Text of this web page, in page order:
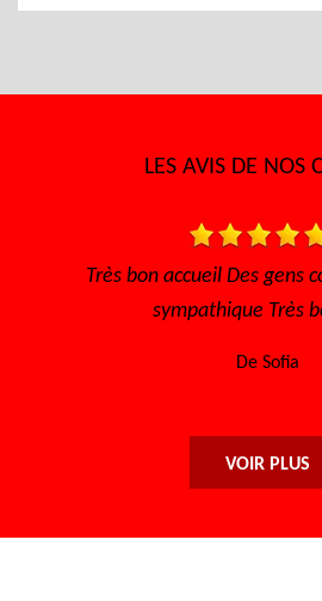
LES AVIS DE NOS
Très bon accueil Des gens
sympathique Très
De Sofia
VOIR PLUS